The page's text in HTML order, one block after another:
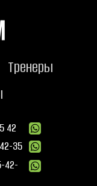
Тренеры
42
35
42-